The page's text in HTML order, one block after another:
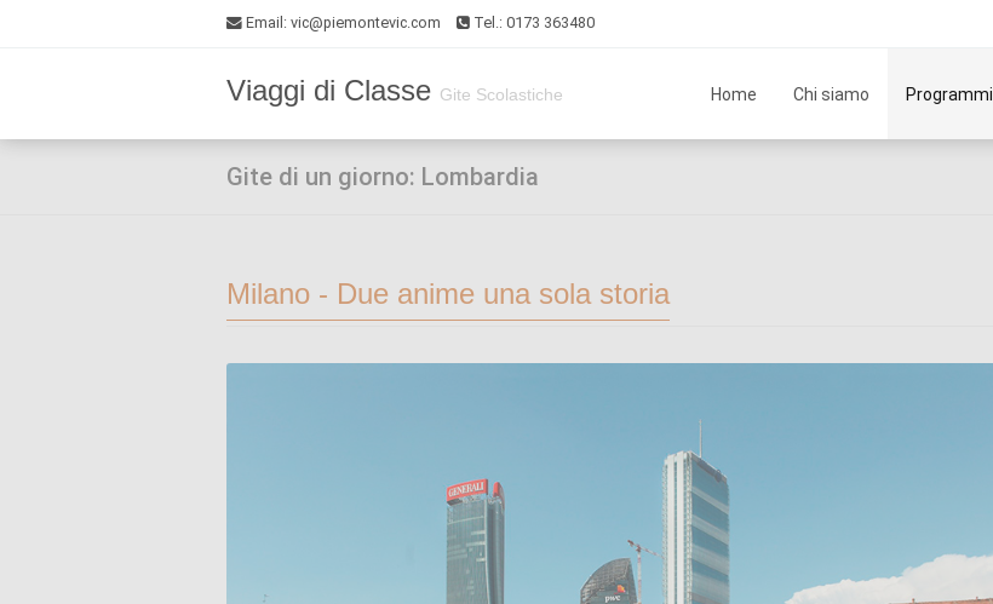
Email : vic@piemontevic.com Tel.: 0173 363480
Viaggi di Classe Gite Scolastiche Home Chi siamo Programmi
Gite di un giorno: Lombardia
Milano - Due anime una sola storia